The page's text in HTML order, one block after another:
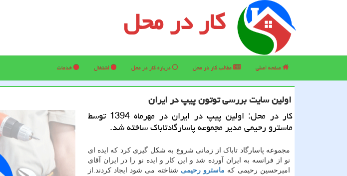
کار در محل
صفحه اصلی مطالب كار در محل درباره كار در محل اشتغال خدمات
اولین سایت بررسی توتون پیپ در ایران
كار در محل: اولین پیپ در ایران در مهرماه 1394 توسط
ماسترو رحیمی مدیر مجموعه پاسارگادتاباك ساخته شد.
مجموعه پاسارگاد تاباک از زمانی شروع به شکل گیری کرد که ایده ای
نو از فرانسه به ایران آورده شد و این کار و ایده نو را در ایران آقای
اميرحسين رحيمی كه ماسترو رحيمی شناخته می شود ایجاد کردند.از